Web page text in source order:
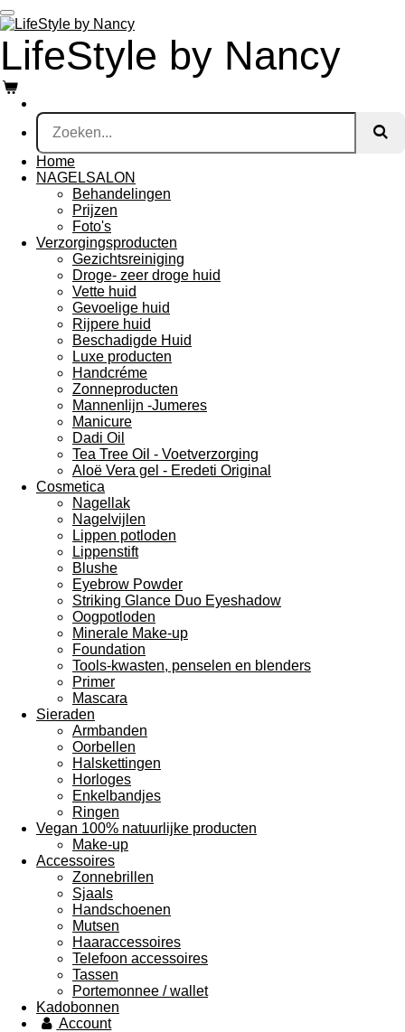
Ga
direct
naar
de
hoofdinhoud
LifeStyle by Nancy
Home
NAGELSALON
Behandelingen
Prijzen
Foto's
Verzorgingsproducten
Gezichtsreiniging
Droge- zeer droge huid
Vette huid
Gevoelige huid
Rijpere huid
Beschadigde Huid
Luxe producten
Handcréme
Zonneproducten
Mannenlijn -Jumeres
Manicure
Dadi Oil
Tea Tree Oil - Voetverzorging
Aloë Vera gel - Eredeti Original
Cosmetica
Nagellak
Nagelvijlen
Lippen potloden
Lippenstift
Blushe
Eyebrow Powder
Striking Glance Duo Eyeshadow
Oogpotloden
Minerale Make-up
Foundation
Tools-kwasten, penselen en blenders
Primer
Mascara
Sieraden
Armbanden
Oorbellen
Halskettingen
Horloges
Enkelbandjes
Ringen
Vegan 100% natuurlijke producten
Make-up
Accessoires
Zonnebrillen
Sjaals
Handschoenen
Mutsen
Haaraccessoires
Telefoon accessoires
Tassen
Portemonnee / wallet
Kadobonnen
Account